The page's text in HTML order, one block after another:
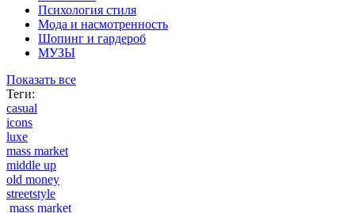
Психология стиля
Мода и насмотренность
Шопинг и гардероб
МУЗЫ
Показать все
Теги:
casual
icons
luxe
mass market
middle up
old money
streetstyle
mass market